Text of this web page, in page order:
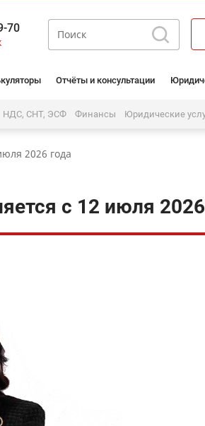
70
Отчёты и консультации
НДС, СНТ, ЭСФ Финансы Юридические
2026 года
с 12 июля